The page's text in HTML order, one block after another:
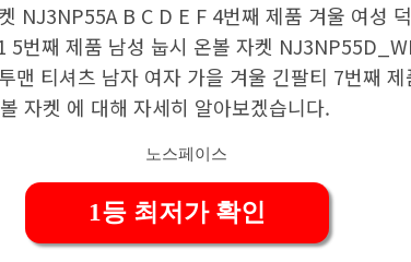
NJ3NP55A B C D E F 4번째 제품 겨울 여성
5번째 제품 남성 눕시 온볼 자켓
맨 티셔츠 남자 여자 가을 겨울 긴팔티 7번째
자켓 에 대해 자세히 알아보겠습니다.
1등 최저가 확인